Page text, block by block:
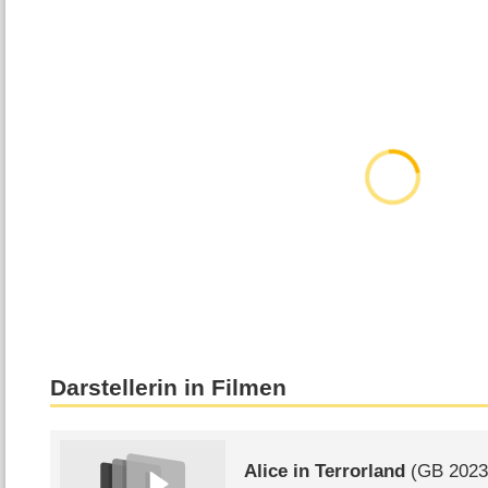
Darstellerin in Filmen
Alice in Terrorland (GB